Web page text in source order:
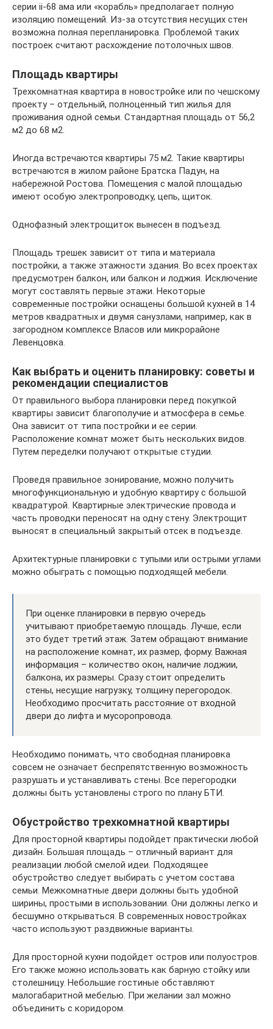
серии ii-68 ама или «корабль» предполагает полную
изоляцию помещений. Из-за отсутствия несущих стен
возможна полная перепланировка. Проблемой таких
построек считают расхождение потолочных швов.
Площадь квартиры
Трехкомнатная квартира в новостройке или по чешскому
проекту – отдельный, полноценный тип жилья для
проживания одной семьи. Стандартная площадь от 56,2
м2 до 68 м2.
Иногда встречаются квартиры 75 м2. Такие квартиры
встречаются в жилом районе Братска Падун, на
набережной Ростова. Помещения с малой площадью
имеют особую электропроводку, цепь, щиток.
Однофазный электрощиток вынесен в подъезд.
Площадь трешек зависит от типа и материала
постройки, а также этажности здания. Во всех проектах
предусмотрен балкон, или балкон и лоджия. Исключение
могут составлять первые этажи. Некоторые
современные постройки оснащены большой кухней в 14
метров квадратных и двумя санузлами, например, как в
загородном комплексе Власов или микрорайоне
Левенцовка.
Как выбрать и оценить планировку: советы и
рекомендации специалистов
От правильного выбора планировки перед покупкой
квартиры зависит благополучие и атмосфера в семье.
Она зависит от типа постройки и ее серии.
Расположение комнат может быть нескольких видов.
Путем переделки получают открытые студии.
Проведя правильное зонирование, можно получить
многофункциональную и удобную квартиру с большой
квадратурой. Квартирные электрические провода и
часть проводки переносят на одну стену. Электрощит
выносят в специальный закрытый отсек в подъезде.
Архитектурные планировки с тупыми или острыми углами
можно обыграть с помощью подходящей мебели.
При оценке планировки в первую очередь
учитывают приобретаемую площадь. Лучше, если
это будет третий этаж. Затем обращают внимание
на расположение комнат, их размер, форму. Важная
информация – количество окон, наличие лоджии,
балкона, их размеры. Сразу стоит определить
стены, несущие нагрузку, толщину перегородок.
Необходимо просчитать расстояние от входной
двери до лифта и мусоропровода.
Необходимо понимать, что свободная планировка
совсем не означает беспрепятственную возможность
разрушать и устанавливать стены. Все перегородки
должны быть установлены строго по плану БТИ.
Обустройство трехкомнатной квартиры
Для просторной квартиры подойдет практически любой
дизайн. Большая площадь – отличный вариант для
реализации любой смелой идеи. Подходящее
обустройство следует выбирать с учетом состава
семьи. Межкомнатные двери должны быть удобной
ширины, простыми в использовании. Они должны легко и
бесшумно открываться. В современных новостройках
часто используют раздвижные варианты.
Для просторной кухни подойдет остров или полуостров.
Его также можно использовать как барную стойку или
столешницу. Небольшие гостиные обставляют
малогабаритной мебелью. При желании зал можно
объединить с коридором.